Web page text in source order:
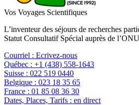
Vos Voyages Scientifiques
L’inventeur des séjours de recherches
Statut Consultatif Spécial auprès de
Courriel : Ecrivez-nous
Québec : +1 (438) 558-1643
Suisse : 022 519 0440
Belgique : 023 18 35 65
France : 01 85 08 36 30
Dates, Places, Tarifs : en direct